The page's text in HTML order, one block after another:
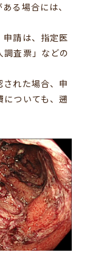
る場合には、
申請は、指定医
調査票」などの
れた場合、申
ついても、遡